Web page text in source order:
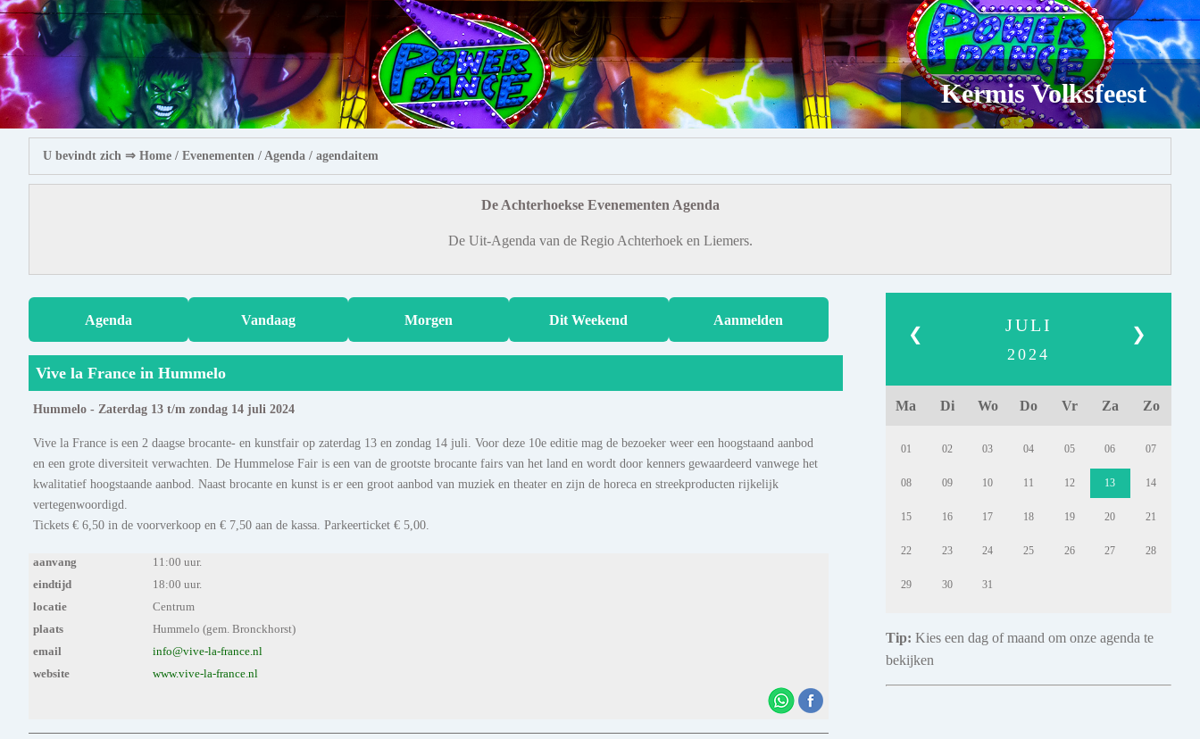
Kermis Volksfeest
U bevindt zich ⇒ Home / Evenementen / Agenda / agendaitem
De Achterhoekse Evenementen Agenda
De Uit-Agenda van de Regio Achterhoek en Liemers.
Agenda Vandaag Morgen Dit Weekend Aanmelden
Vive la France in Hummelo
Hummelo - Zaterdag 13 t/m zondag 14 juli 2024
Vive la France is een 2 daagse brocante- en kunstfair op zaterdag 13 en zondag 14 juli. Voor deze 10e editie mag de bezoeker weer een hoogstaand aanbod
en een grote diversiteit verwachten. De Hummelose Fair is een van de grootste brocante fairs van het land en wordt door kenners gewaardeerd vanwege het
kwalitatief hoogstaande aanbod. Naast brocante en kunst is er een groot aanbod van muziek en theater en zijn de horeca en streekproducten rijkelijk
vertegenwoordigd.
Tickets € 6,50 in de voorverkoop en € 7,50 aan de kassa. Parkeerticket € 5,00.
aanvang
11:00 uur.
eindtijd
18:00 uur.
locatie
Centrum
plaats
Hummelo (gem. Bronckhorst)
email
info@vive-la-france.nl
website
www.vive-la-france.nl
❮ ❯
JULI
2024
Ma Di Wo Do Vr Za Zo
01 02 03 04 05 06 07
08 09 10 11 12 13 14
15 16 17 18 19 20 21
22 23 24 25 26 27 28
29 30 31
Tip: Kies een dag of maand om onze agenda te
bekijken